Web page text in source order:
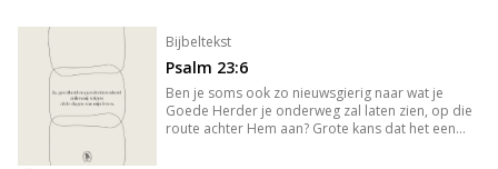
Bijbeltekst
Psalm 23:6
Ben je soms ook zo nieuwsgierig naar wat je
Goede Herder je onderweg zal laten zien, op die
route achter Hem aan? Grote kans dat het een